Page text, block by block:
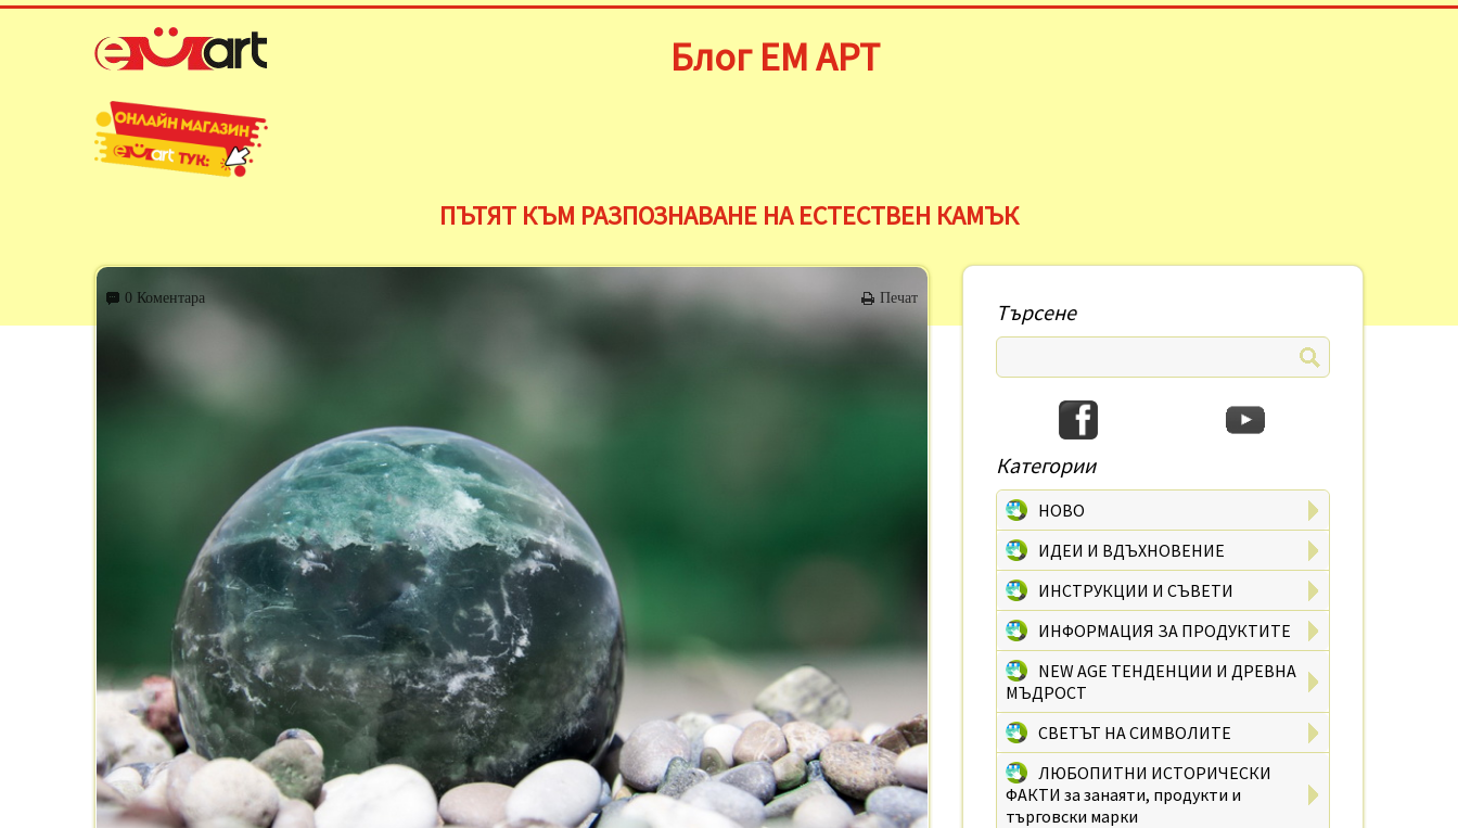
Блог ЕМ АРТ
ПЪТЯТ КЪМ РАЗПОЗНАВАНЕ НА ЕСТЕСТВЕН КАМЪК
0 Коментара Печат
Търсене
Категории
НОВО
ИДЕИ И ВДЪХНОВЕНИЕ
ИНСТРУКЦИИ И СЪВЕТИ
ИНФОРМАЦИЯ ЗА ПРОДУКТИТЕ
NEW AGE ТЕНДЕНЦИИ И ДРЕВНА
МЪДРОСТ
СВЕТЪТ НА СИМВОЛИТЕ
ЛЮБОПИТНИ ИСТОРИЧЕСКИ
ФАКТИ за занаяти, продукти и
търговски марки